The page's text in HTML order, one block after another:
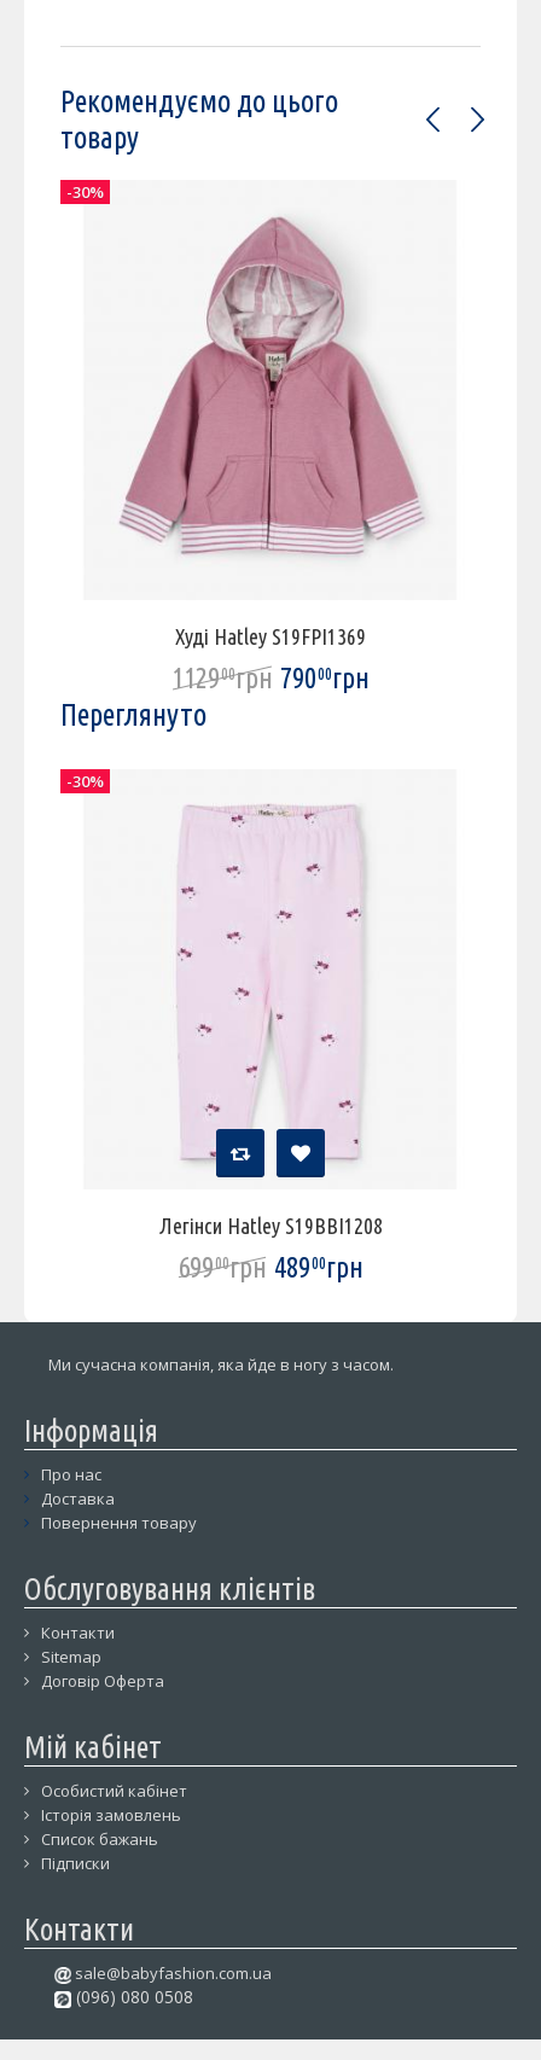
Рекомендуємо до цього
товару
Худі Hatley S19FPI1369
112900грн 79000грн
-30%
Переглянуто
Легінси Hatley S19BBI1208
69900грн 48900грн
-30%
Ми сучасна компанія, яка йде в ногу з часом.
Інформація
Про нас
Доставка
Повернення товару
Обслуговування клієнтів
Контакти
Sitemap
Договір Оферта
Мій кабінет
Особистий кабінет
Історія замовлень
Список бажань
Підписки
Контакти
sale@babyfashion.com.ua
(096) 080 0508